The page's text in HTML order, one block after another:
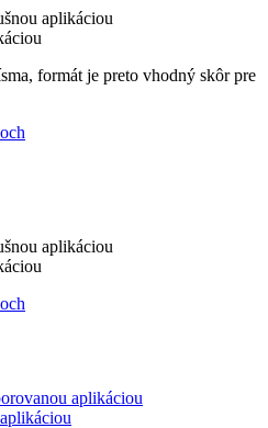
aplikáciou
formát je preto vhodný skôr pre
aplikáciou
aplikáciou